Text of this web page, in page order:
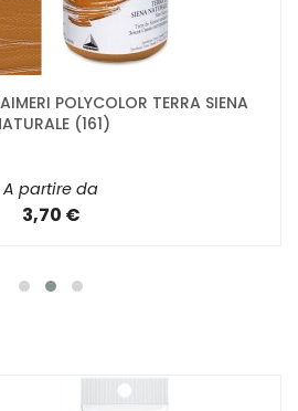
POLYCOLOR TERRA SIENA
(161)
A partire da
3,70 €